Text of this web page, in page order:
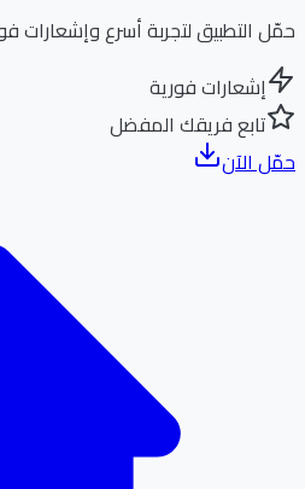
التطبيق لتجربة أسرع وإشعارات فورية
إشعارات فورية
تابع فريقك المفضل
الآن